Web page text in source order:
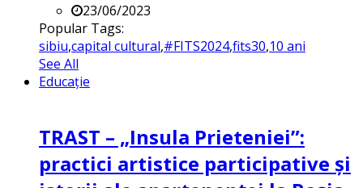
23/06/2023
Popular Tags:
sibiu,capital cultural,#FITS2024,fits30,10 ani
See All
Educație
TRAST – „Insula Prieteniei”:
practici artistice participative și